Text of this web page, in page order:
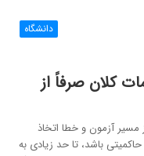
دانشگاه
کلان صرفاً از
مسیر آزمون و خطا اتخاذ
باشد، تا حد زیادی به